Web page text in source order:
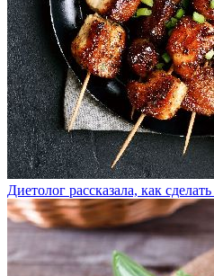
Диетолог рассказала, как